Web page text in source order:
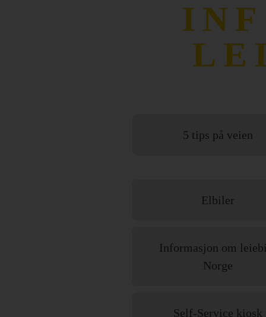
5 tips på veien
Elbiler
Informasjon om
Norge
Self-Service kiosk